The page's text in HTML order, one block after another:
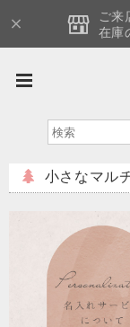
ご来
在庫
小さなマル